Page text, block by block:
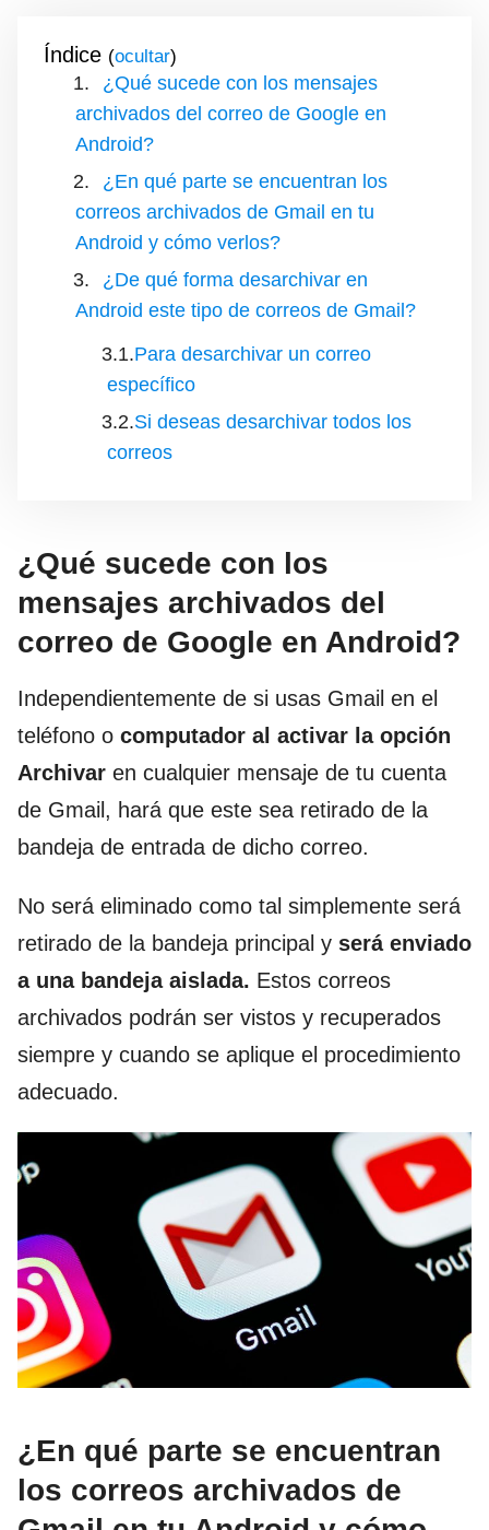
Índice ( )
¿Qué sucede con los mensajes
archivados del correo de Google en
Android?
¿En qué parte se encuentran los
correos archivados de Gmail en tu
Android y cómo verlos?
¿De qué forma desarchivar en
Android este tipo de correos de Gmail?
Para desarchivar un correo
específico
Si deseas desarchivar todos los
correos
¿Qué sucede con los
mensajes archivados del
correo de Google en Android?
Independientemente de si usas Gmail en el
teléfono o computador al activar la opción
Archivar en cualquier mensaje de tu cuenta
de Gmail, hará que este sea retirado de la
bandeja de entrada de dicho correo.
No será eliminado como tal simplemente será
retirado de la bandeja principal y será enviado
a una bandeja aislada. Estos correos
archivados podrán ser vistos y recuperados
siempre y cuando se aplique el procedimiento
adecuado.
¿En qué parte se encuentran
los correos archivados de